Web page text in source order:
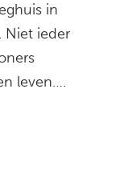
in
Niet ieder
leven….